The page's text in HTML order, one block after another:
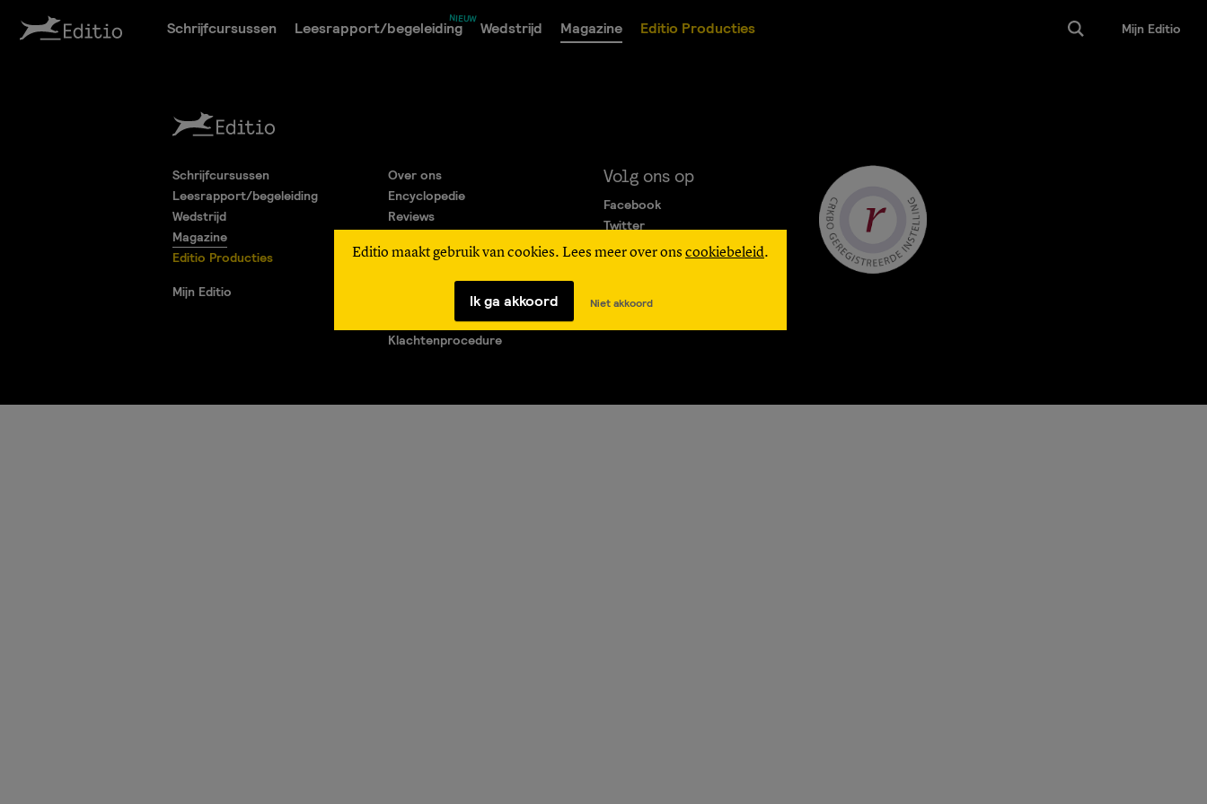
Schrijfcursussen Leesrapport/begeleiding Wedstrijd Magazine Editio Producties Mijn Editio
Editio maakt gebruik van cookies. Lees meer over ons cookiebeleid.
Ik ga akkoord Niet akkoord
Schrijfcursussen
Leesrapport/begeleiding
Wedstrijd
Magazine
Editio Producties
Mijn Editio
Over ons
Encyclopedie
Reviews
Algemene Voorwaarden
Privacy Statement
Vragen & Contact
Klachtenprocedure
Volg ons op
Facebook
Twitter
Instagram